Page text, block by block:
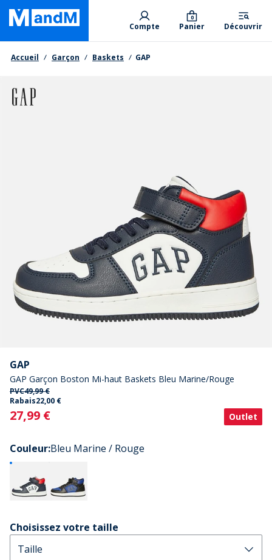
Skip
main
content
Primary departments
Compte Panier
0
Découvrir
Fil d'Ariane
Accueil Garçon Baskets GAP
GAP
GAP Garçon Boston Mi-haut Baskets Bleu Marine/Rouge
PVC49,99 €
Rabais22,00 €
Current
27,99 € Outlet
Couleur:Bleu Marine / Rouge
Choisissez votre taille